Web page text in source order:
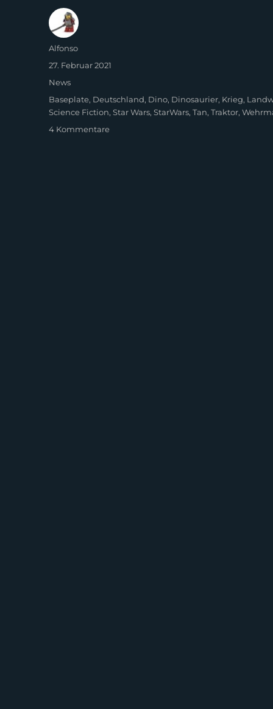
Autor
Alfonso
Veröffentlicht
am
27. Februar 2021
Kategorien
News
Schlagwörter
Baseplate, Deutschland, Dino, Dinosaurier, Krieg,
Science Fiction,Star Wars,StarWars,Tan,Traktor,
4 Kommentarezu